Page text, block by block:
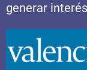
generar